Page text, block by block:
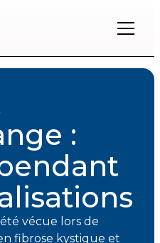
:
vécue lors de
fibrose kystique et